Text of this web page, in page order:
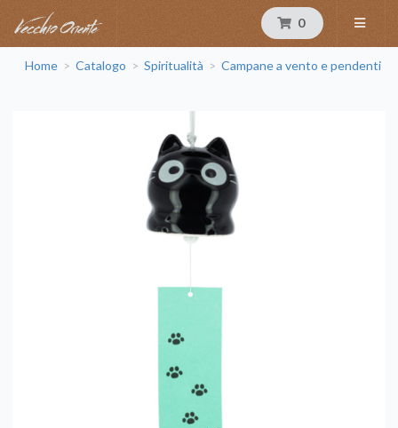
0
Home > Catalogo > Spiritualità > Campane a vento e pendenti